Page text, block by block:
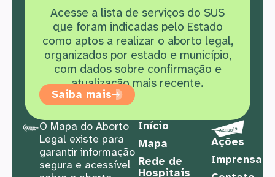
Acesse a lista de serviços do SUS
que foram indicadas pelo Estado
como aptos a realizar o aborto legal,
organizados por estado e município,
com dados sobre confirmação e
atualização mais recente.
Saiba mais
O Mapa do Aborto
Legal existe para
garantir informação
segura e acessível
Início
Mapa
Rede de
Hospitais
Ações
Imprensa